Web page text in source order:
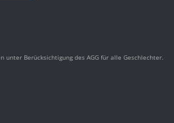
unter Berücksichtigung des AGG für alle Geschlechter.